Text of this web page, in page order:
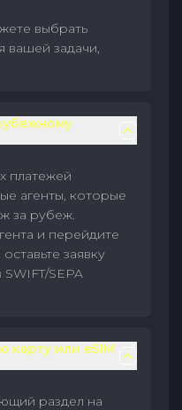
выбрать
вашей задачи,
платежей
агенты, которые
за рубеж.
и перейдите
заявку
SEPA
карту или eSIM
раздел на